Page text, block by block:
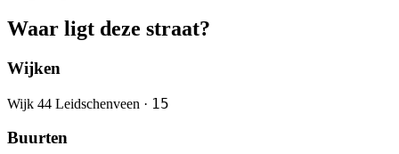
Waar ligt deze straat?
Wijken
Wijk 44 Leidschenveen · 15
Buurten